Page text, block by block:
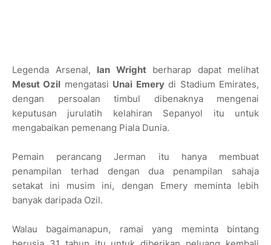
Legenda Arsenal, Ian Wrightberharap dapat melihat
Mesut Ozil mengatasi Unai Emerydi Stadium Emirates,
dengan persoalan timbul dibenaknya mengenai
keputusan jurulatih kelahiran Sepanyol itu untuk
mengabaikan pemenang Piala Dunia.
Pemain perancang Jerman itu hanya membuat
penampilan terhad dengan dua penampilan sahaja
setakat ini musim ini, dengan Emery meminta lebih
banyak daripada Ozil.
Walau bagaimanapun, ramai yang meminta bintang